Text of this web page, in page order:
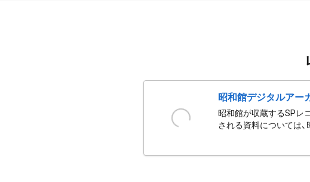
昭和館デジタルアー
昭和館が収蔵するSPレ
される資料については、